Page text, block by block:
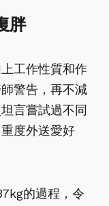
胖
工作性質和作
警告，再不減
言嘗試過不同
度外送愛好
的過程，令